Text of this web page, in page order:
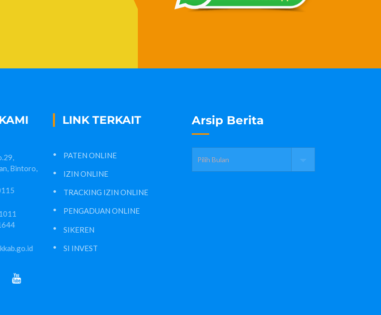
Bintoro,
LINK TERKAIT
PATEN ONLINE
IZIN ONLINE
TRACKING IZIN ONLINE
PENGADUAN ONLINE
SIKEREN
SI INVEST
Arsip Berita